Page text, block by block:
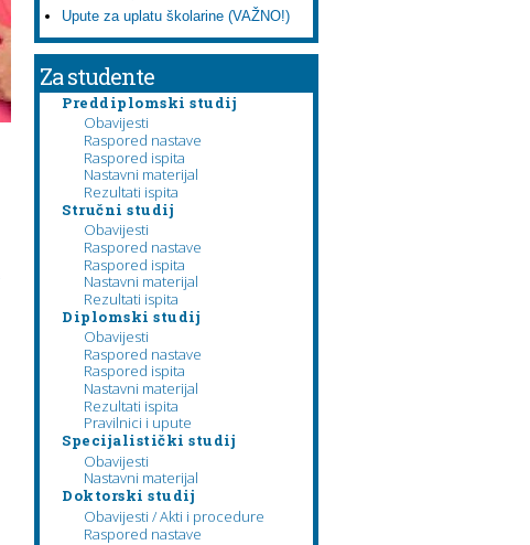
Upute za uplatu školarine (VAŽNO!)
Za studente
Preddiplomski studij
Obavijesti
Raspored nastave
Raspored ispita
Nastavni materijal
Rezultati ispita
Stručni studij
Obavijesti
Raspored nastave
Raspored ispita
Nastavni materijal
Rezultati ispita
Diplomski studij
Obavijesti
Raspored nastave
Raspored ispita
Nastavni materijal
Rezultati ispita
Pravilnici i upute
Specijalistički studij
Obavijesti
Nastavni materijal
Doktorski studij
Obavijesti / Akti i procedure
Raspored nastave